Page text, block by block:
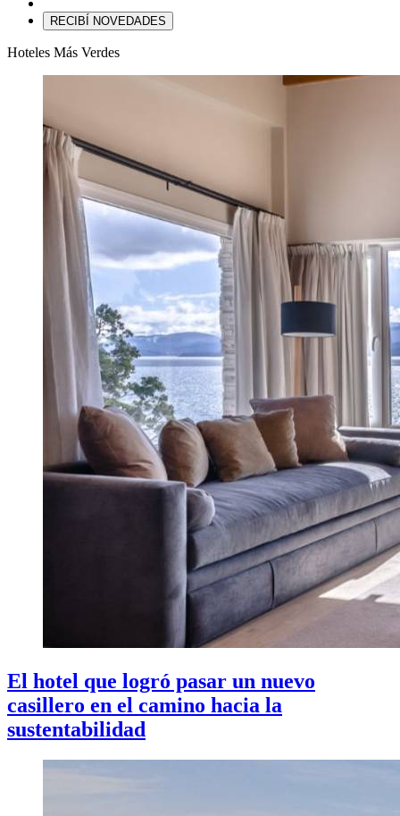
RECIBÍ NOVEDADES
Hoteles Más Verdes
El hotel que logró pasar un nuevo
casillero en el camino hacia la
sustentabilidad